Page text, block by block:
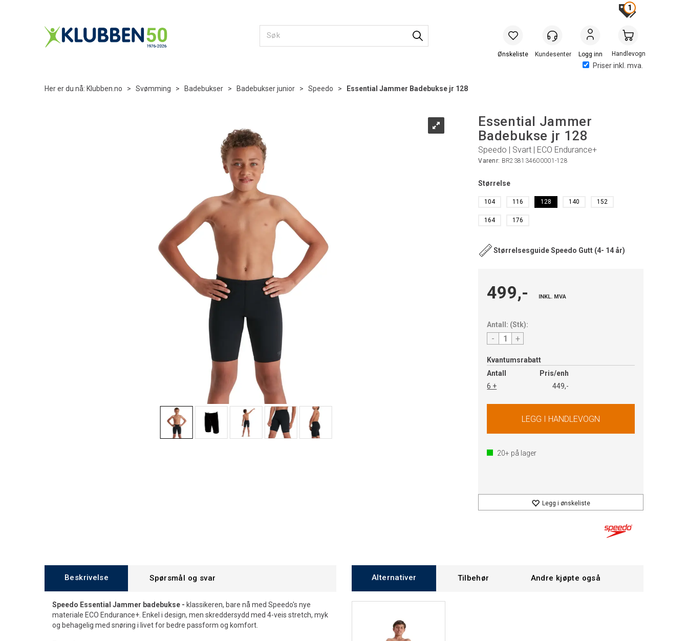
Priser inkl. mva.
Logg inn Handlevogn
1
Her er du nå: Klubben.no > Svømming > Badebukser > Badebukser junior > Speedo > Essential Jammer Badebukse jr 128
Essential Jammer
Badebukse jr 128
Speedo | Svart | ECO Endurance+
Varenr: BR238134600001-128
Størrelse
104 116 128 140 152
164 176
Størrelsesguide Speedo Gutt (4- 14 år)
499,- INKL. MVA
Antall: (Stk):
- +
Kvantumsrabatt
Antall
Pris/enh
6 +
449,-
20+ på lager
Legg i ønskeliste
Beskrivelse Spørsmål og svar
Speedo Essential Jammer badebukse - klassikeren, bare nå med Speedo's nye
materiale ECO Endurance+. Enkel i design, men skreddersydd med 4-veis stretch, myk
og behagelig med snøring i livet for bedre passform og komfort.
Alternativer Tilbehør Andre kjøpte også